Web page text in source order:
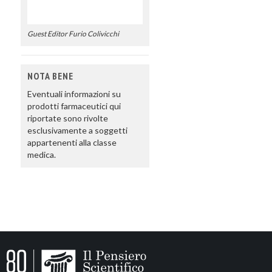
Guest Editor Furio Colivicchi
NOTA BENE
Eventuali informazioni su
prodotti farmaceutici qui
riportate sono rivolte
esclusivamente a soggetti
appartenenti alla classe
medica.